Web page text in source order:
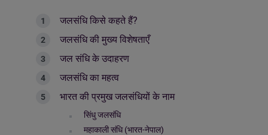
जलसंधि किसे कहते हैं?
जलसंधि की मुख्य विशेषताएँ
जल संधि के उदाहरण
जलसंधि का महत्व
भारत की प्रमुख जलसंधियों के नाम
सिंधु जलसंधि
महाकाली संधि (भारत-नेपाल)